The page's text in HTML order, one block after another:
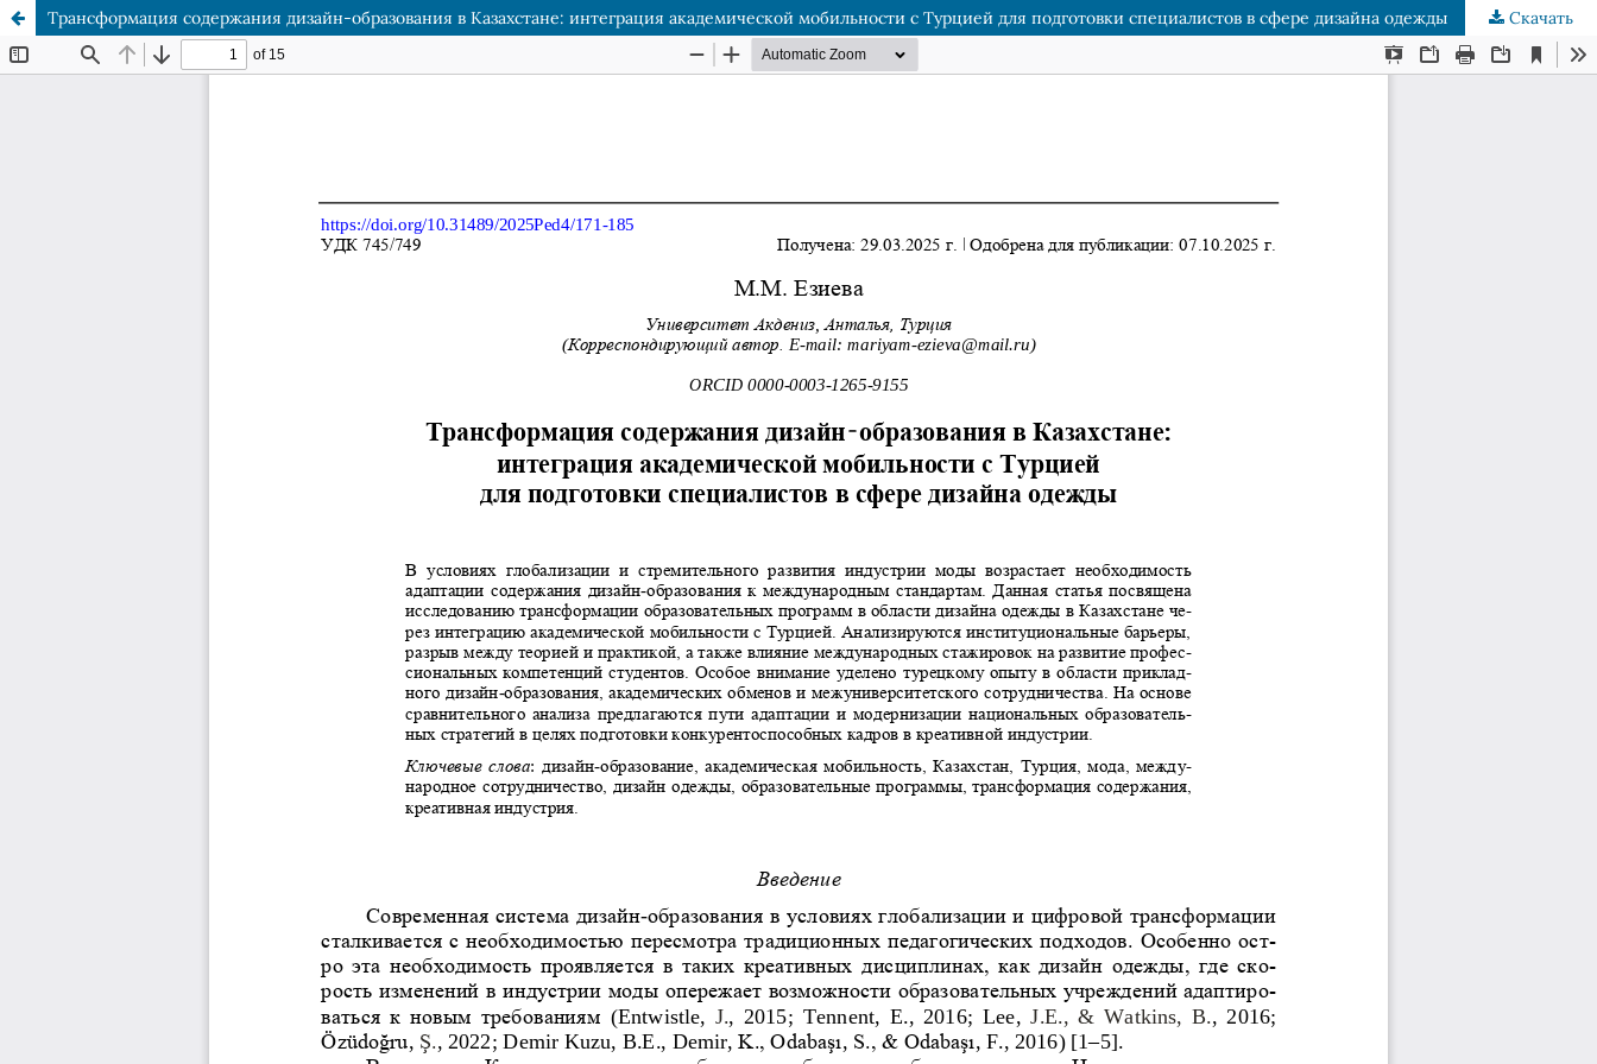
Трансформация содержания дизайн‑образования в Казахстане: интеграция академической мобильности с Турцией для подготовки специалистов в сфере дизайна одежды Скачать